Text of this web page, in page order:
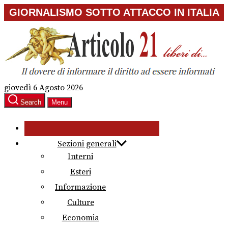
Skip
to
content
GIORNALISMO SOTTO ATTACCO IN ITALIA
giovedì 6 Agosto 2026
Search Menu
Sezioni generali
Interni
Esteri
Informazione
Culture
Economia